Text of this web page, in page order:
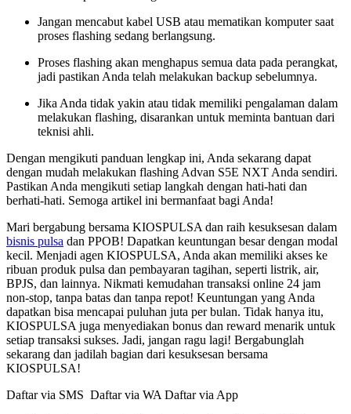
Jangan mencabut kabel USB atau mematikan komputer saat
proses flashing sedang berlangsung.
Proses flashing akan menghapus semua data pada perangkat,
jadi pastikan Anda telah melakukan backup sebelumnya.
Jika Anda tidak yakin atau tidak memiliki pengalaman dalam
melakukan flashing, disarankan untuk meminta bantuan dari
teknisi ahli.
Dengan mengikuti panduan lengkap ini, Anda sekarang dapat
dengan mudah melakukan flashing Advan S5E NXT Anda sendiri.
Pastikan Anda mengikuti setiap langkah dengan hati-hati dan
berhati-hati. Semoga artikel ini bermanfaat bagi Anda!
Mari bergabung bersama KIOSPULSA dan raih kesuksesan dalam
bisnis pulsa dan PPOB! Dapatkan keuntungan besar dengan modal
kecil. Menjadi agen KIOSPULSA, Anda akan memiliki akses ke
ribuan produk pulsa dan pembayaran tagihan, seperti listrik, air,
BPJS, dan lainnya. Nikmati kemudahan transaksi online 24 jam
non-stop, tanpa batas dan tanpa repot! Keuntungan yang Anda
dapatkan bisa mencapai puluhan juta per bulan. Tidak hanya itu,
KIOSPULSA juga menyediakan bonus dan reward menarik untuk
setiap transaksi sukses. Jadi, jangan ragu lagi! Bergabunglah
sekarang dan jadilah bagian dari kesuksesan bersama
KIOSPULSA!
Daftar via SMS Daftar via WA Daftar via App